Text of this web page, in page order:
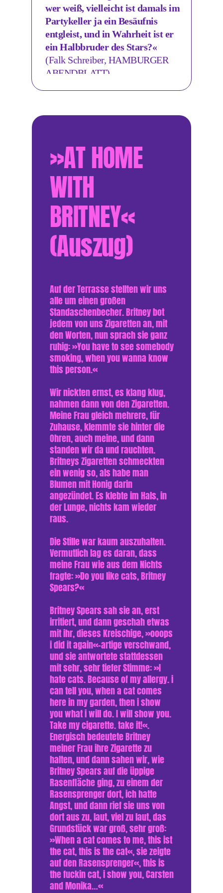
Auf der Terrasse stellten wir uns
alle um einen großen
Standaschenbecher. Britney bot
jedem von uns Zigaretten an, mit
den Worten, nun sprach sie ganz
ruhig: »You have to see somebody
smoking, when you wanna know
this person.«
Wir nickten ernst, es klang klug,
nahmen dann von den Zigaretten.
Meine Frau gleich mehrere, für
Zuhause, klemmte sie hinter die
Ohren, auch meine, und dann
standen wir da und rauchten.
Britneys Zigaretten schmeckten
ein wenig so, als habe man
Blumen mit Honig darin
angezündet. Es klebte im Hals, in
der Lunge, nichts kam wieder
raus.
Die Stille war kaum auszuhalten.
Vermutlich lag es daran, dass
meine Frau wie aus dem Nichts
fragte: »Do you like cats, Britney
Spears?«
Britney Spears sah sie an, erst
irritiert, und dann geschah etwas
mit ihr, dieses Kreischige, »ooops
i did it again«-artige verschwand,
und sie antwortete stattdessen
mit sehr, sehr tiefer Stimme: »I
hate cats. Because of my allergy. i
can tell you, when a cat comes
here in my garden, then i show
you what i will do. I will show you.
Take my cigarette. take it!«.
Energisch bedeutete Britney
meiner Frau ihre Zigarette zu
halten, und dann sahen wir, wie
Britney Spears auf die üppige
Rasenfläche ging, zu einem der
Rasensprenger dort, ich hatte
Angst, und dann rief sie uns von
dort aus zu, laut, viel zu laut, das
Grundstück war groß, sehr groß:
»When a cat comes to me, this ist
the cat, this is the cat«, sie zeigte
auf den Rasensprenger«, this is
the fuckin cat, i show you, Carsten
and Monika…«
»AT HOME
WITH
BRITNEY«
(Auszug)
wer weiß, vielleicht ist damals im
Partykeller ja ein Besäufnis
entgleist, und in Wahrheit ist er
ein Halbbruder des Stars?«
(Falk Schreiber, HAMBURGER
ABENDBLATT)